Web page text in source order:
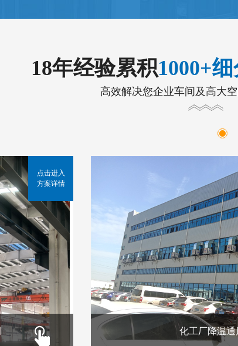
18年经验累积1000+
高效解决您企业车间及高大
点击进入
方案详情
化工厂降温通